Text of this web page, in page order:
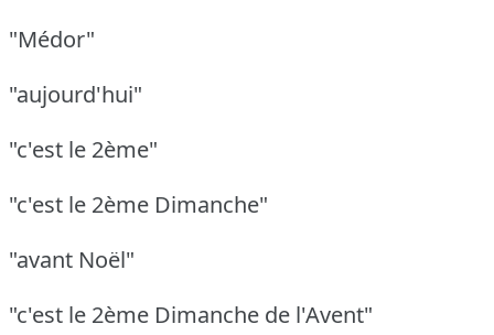
"Médor"
"aujourd'hui"
"c'est le 2ème"
"c'est le 2ème Dimanche"
"avant Noël"
"c'est le 2ème Dimanche de l'Avent"